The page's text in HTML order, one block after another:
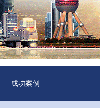
成功案例